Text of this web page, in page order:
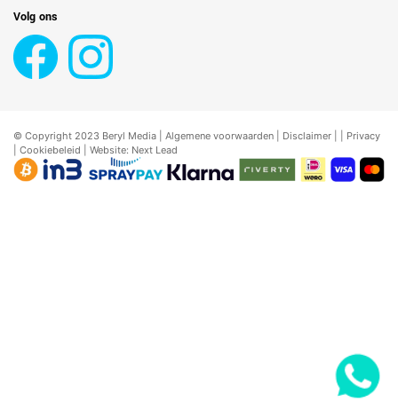
Volg ons
© Copyright 2023 Beryl Media | Algemene voorwaarden Disclaimer
Privacy
Cookiebeleid | Website: Next Lead